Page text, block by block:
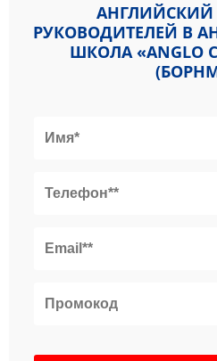
АНГЛИЙСКИЙ
РУКОВОДИТЕЛЕЙ В
ШКОЛА «ANGLO